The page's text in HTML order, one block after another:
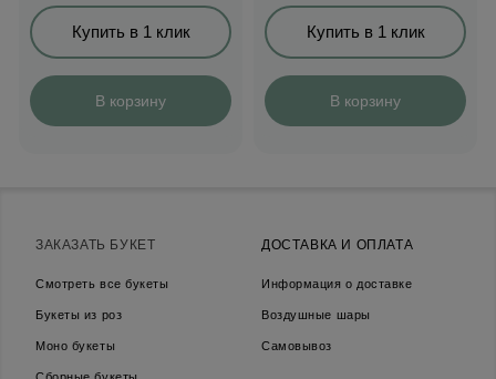
Купить в 1 клик
В корзину
Купить в 1 клик
В корзину
ЗАКАЗАТЬ БУКЕТ
Смотреть все букеты
Букеты из роз
Моно букеты
ДОСТАВКА И ОПЛАТА
Информация о доставке
Воздушные шары
Самовывоз